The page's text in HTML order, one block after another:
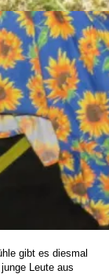
gibt es diesmal
junge Leute aus